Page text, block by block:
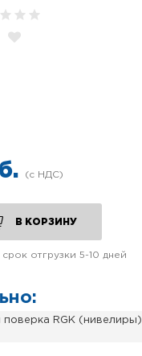
В КОРЗИНУ
отгрузки 5-10 дней
поверка RGK (нивелиры)